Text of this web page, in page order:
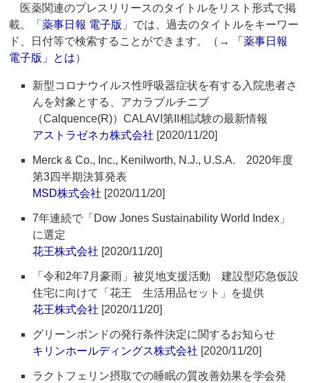
医薬関連のプレスリリースのタイトルをリスト形式で掲
載。「薬事日報 電子版 」では、過去のタイトルをキーワー
ド、日付等で検索することができます。（→
「薬事日報
電子版」とは）
新型コロナウイルス性呼吸器症状を有する入院患者さ
んを対象とする、アカラブルチニブ
（Calquence(R)）CALAVI第II相試験の最新情報
アストラゼネカ株式会社 [2020/11/20]
Merck & Co., Inc., Kenilworth, N.J., U.S.A. 2020年度
第3四半期決算発表
MSD株式会社 [2020/11/20]
7年連続で「Dow Jones Sustainability World Index」
に選定
花王株式会社 [2020/11/20]
「令和2年7月豪雨」被災地支援活動 建設型応急仮設
住宅に向けて「花王 生活用品セット」を提供
花王株式会社 [2020/11/20]
グリーンボンドの発行条件決定に関するお知らせ
キリンホールディングス株式会社 [2020/11/20]
ラクトフェリン摂取での睡眠の質改善効果を学会発